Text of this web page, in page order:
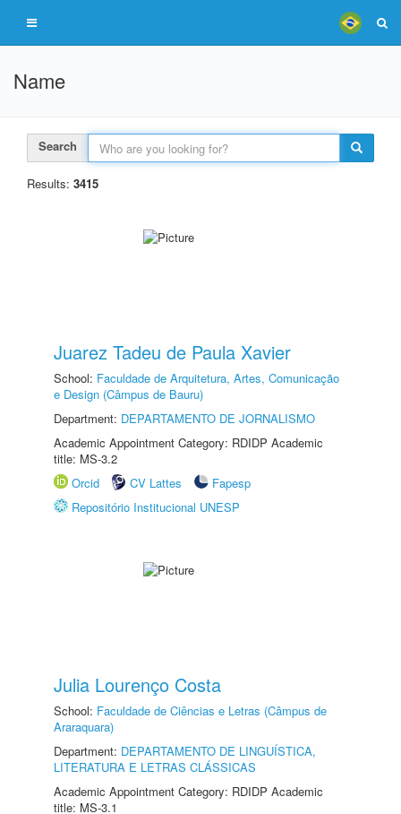
Name
Search
Results: 3415
Juarez Tadeu de Paula Xavier
School: Faculdade de Arquitetura, Artes, Comunicação
e Design (Câmpus de Bauru)
Department: DEPARTAMENTO DE JORNALISMO
Academic Appointment Category: RDIDP Academic
title: MS-3.2
Orcid
CV Lattes
Fapesp
Repositório Institucional UNESP
Julia Lourenço Costa
School: Faculdade de Ciências e Letras (Câmpus de
Araraquara)
Department: DEPARTAMENTO DE LINGUÍSTICA,
LITERATURA E LETRAS CLÁSSICAS
Academic Appointment Category: RDIDP Academic
title: MS-3.1